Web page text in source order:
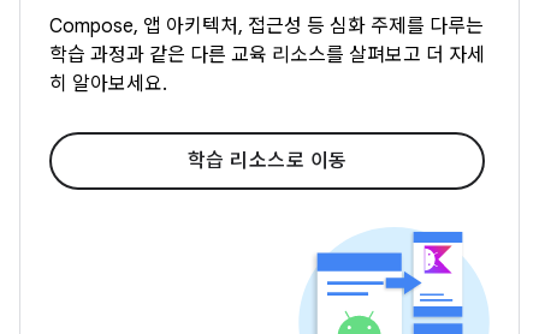
Compose, 앱 아키텍처, 접근성 등 심화 주제를 다루는
학습 과정과 같은 다른 교육 리소스를 살펴보고 더 자세
히 알아보세요.
학습 리소스로 이동